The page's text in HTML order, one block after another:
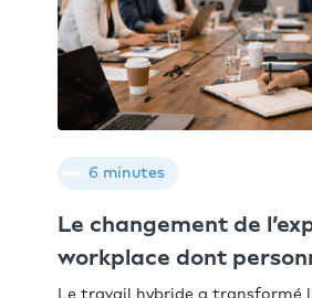
6 minutes
Le changement de
workplace dont
Le travail hybride a transformé